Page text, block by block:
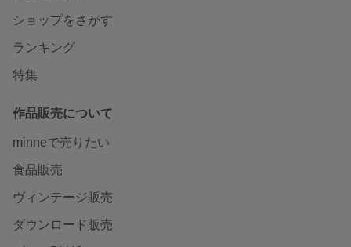
ショップをさがす
ランキング
特集
作品販売について
minneで売りたい
食品販売
ヴィンテージ販売
ダウンロード販売